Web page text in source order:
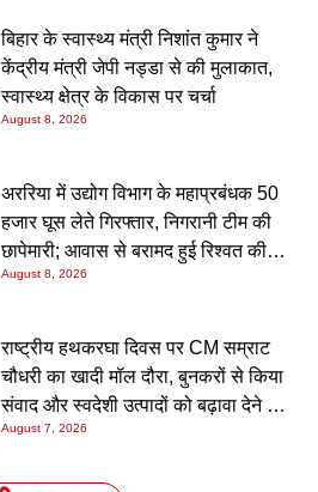
बिहार के स्वास्थ्य मंत्री निशांत कुमार ने
केंद्रीय मंत्री जेपी नड्डा से की मुलाकात,
स्वास्थ्य क्षेत्र के विकास पर चर्चा
August 8, 2026
अररिया में उद्योग विभाग के महाप्रबंधक 50
हजार घूस लेते गिरफ्तार, निगरानी टीम की
छापेमारी; आवास से बरामद हुई रिश्वत की
रकम
August 8, 2026
राष्ट्रीय हथकरघा दिवस पर CM सम्राट
चौधरी का खादी मॉल दौरा, बुनकरों से किया
संवाद और स्वदेशी उत्पादों को बढ़ावा देने की
अपील
August 7, 2026